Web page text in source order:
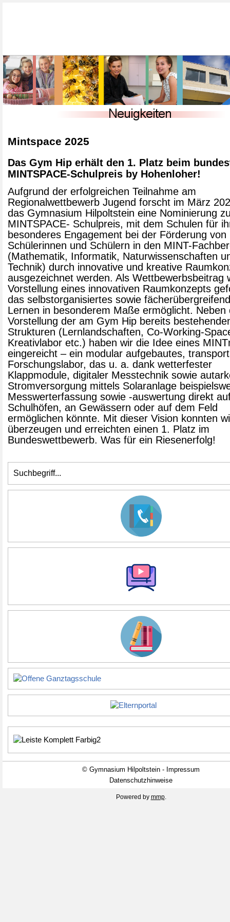
Mintspace 2025
Das Gym Hip erhält den 1. Platz beim
MINTSPACE-Schulpreis by Hohenloher!
Aufgrund der erfolgreichen Teilnahme am
Regionalwettbewerb Jugend forscht im März
das Gymnasium Hilpoltstein eine Nominierung
MINTSPACE- Schulpreis, mit dem Schulen für
besonderes Engagement bei der Förderung von
Schülerinnen und Schülern in den MINT-
(Mathematik, Informatik, Naturwissenschaften
Technik) durch innovative und kreative
ausgezeichnet werden. Als Wettbewerbsbeitrag
Vorstellung eines innovativen Raumkonzepts
das selbstorganisiertes sowie
Lernen in besonderem Maße ermöglicht. Neben
Vorstellung der am Gym Hip bereits
Strukturen (Lernlandschaften, Co-Working-
Kreativlabor etc.) haben wir die Idee eines
eingereicht – ein modular aufgebautes,
Forschungslabor, das u. a. dank wetterfester
Klappmodule, digitaler Messtechnik sowie
Stromversorgung mittels Solaranlage
Messwerterfassung sowie -auswertung direkt
Schulhöfen, an Gewässern oder auf dem Feld
ermöglichen könnte. Mit dieser Vision konnten
überzeugen und erreichten einen 1. Platz im
Bundeswettbewerb. Was für ein Riesenerfolg!
© Gymnasium Hilpoltstein - Impressum
Datenschutzhinweise
Powered by mmp.